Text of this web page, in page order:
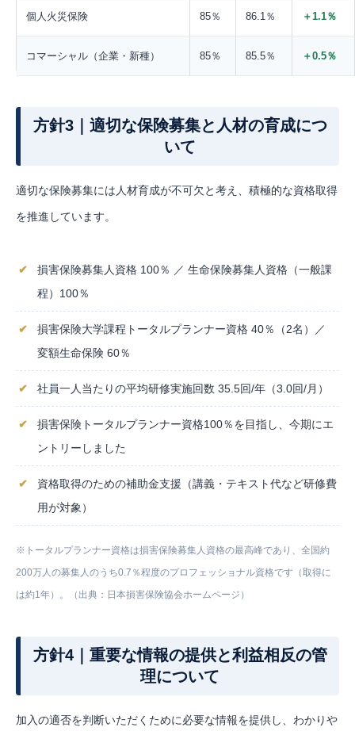
個人火災保険 85％ 86.1％ ＋1.1％
コマーシャル（企業・新種） 85％ 85.5％ ＋0.5％
方針3｜適切な保険募集と人材の育成につ
いて
適切な保険募集には人材育成が不可欠と考え、積極的な資格取得
を推進しています。
損害保険募集人資格 100％ ／ 生命保険募集人資格（一般課
程）100％
損害保険大学課程トータルプランナー資格 40％（2名）／
変額生命保険 60％
社員一人当たりの平均研修実施回数 35.5回/年（3.0回/月）
損害保険トータルプランナー資格100％を目指し、今期にエ
ントリーしました
資格取得のための補助金支援（講義・テキスト代など研修費
用が対象）
※トータルプランナー資格は損害保険募集人資格の最高峰であり、全国約
200万人の募集人のうち0.7％程度のプロフェッショナル資格です（取得に
は約1年）。（出典：日本損害保険協会ホームページ）
方針4｜重要な情報の提供と利益相反の管
理について
加入の適否を判断いただくために必要な情報を提供し、わかりや